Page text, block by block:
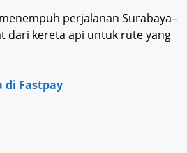
perjalanan Surabaya–
dari kereta api untuk rute yang
di Fastpay